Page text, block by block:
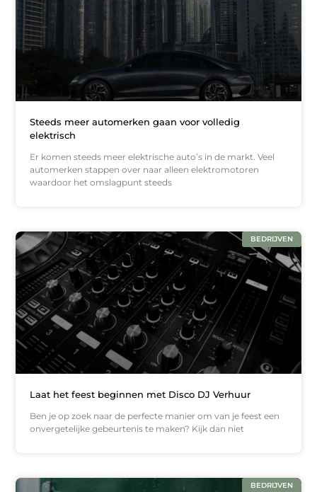
Steeds meer automerken gaan voor volledig
elektrisch
Er komen steeds meer elektrische auto’s in de markt. Veel
automerken stappen over naar alleen elektromotoren
waardoor het omslagpunt steeds
BEDRIJVEN
Laat het feest beginnen met Disco DJ Verhuur
Ben je op zoek naar de perfecte manier om van je feest een
onvergetelijke gebeurtenis te maken? Kijk dan niet
BEDRIJVEN